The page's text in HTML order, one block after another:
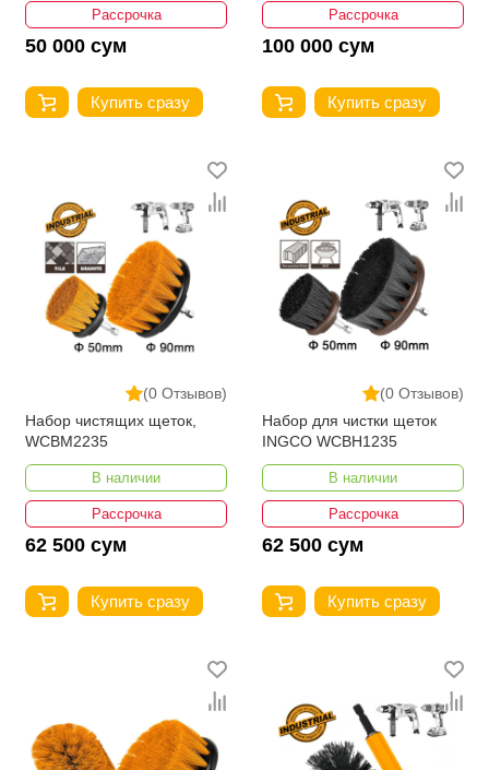
Рассрочка
50 000 сум
Купить сразу
Рассрочка
100 000 сум
Купить сразу
(0 Отзывов)
Набор чистящих щеток,
WCBM2235
В наличии
Рассрочка
62 500 сум
Купить сразу
(0 Отзывов)
Набор для чистки щеток
INGCO WCBH1235
В наличии
Рассрочка
62 500 сум
Купить сразу